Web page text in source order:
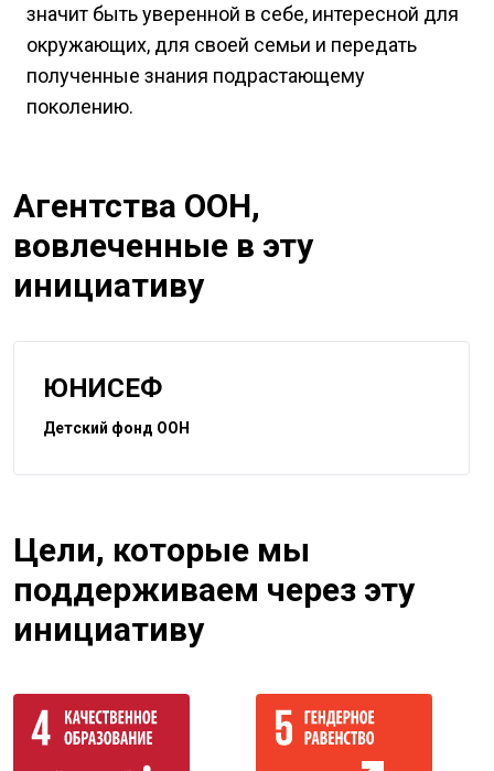
значит быть уверенной в себе, интересной для
окружающих, для своей семьи и передать
полученные знания подрастающему
поколению.
Агентства ООН,
вовлеченные в эту
инициативу
ЮНИСЕФ
Детский фонд ООН
Цели, которые мы
поддерживаем через эту
инициативу